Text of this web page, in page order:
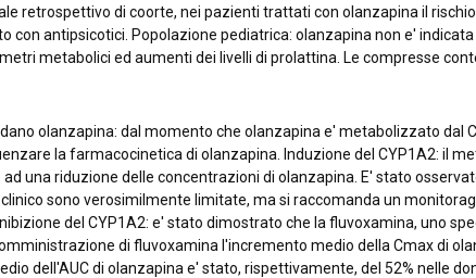
retrospettivo di coorte, nei pazienti trattati con olanzapina il
antipsicotici. Popolazione pediatrica: olanzapina non e' indicata
metabolici ed aumenti dei livelli di prolattina. Le compresse
olanzapina: dal momento che olanzapina e' metabolizzato dal
la farmacocinetica di olanzapina. Induzione del CYP1A2: il
una riduzione delle concentrazioni di olanzapina. E' stato
sono verosimilmente limitate, ma si raccomanda un
del CYP1A2: e' stato dimostrato che la fluvoxamina, uno
di fluvoxamina l'incremento medio della Cmax di
dell'AUC di olanzapina e' stato, rispettivamente, del 52% nelle